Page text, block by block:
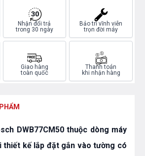
Nhận đổi trả
trong 30 ngày
Bảo trì vĩnh viễn
trọn đời máy
Giao hàng
toàn quốc
Thanh toán
khi nhận hàng
DWB77CM50 thuộc dòng máy
thiết kế lắp đặt gắn vào tường có